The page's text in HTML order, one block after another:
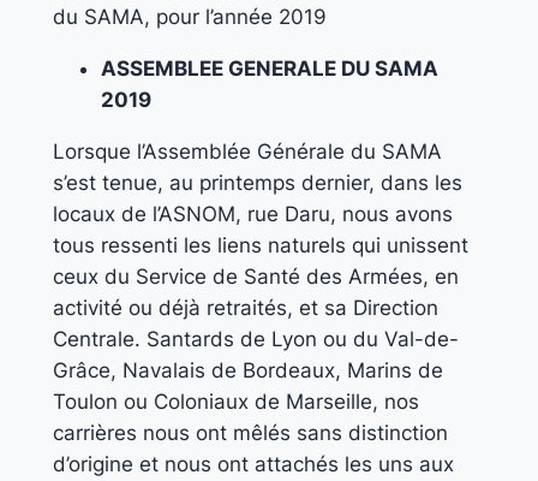
du SAMA, pour l’année 2019
ASSEMBLEE GENERALE DU SAMA
2019
Lorsque l’Assemblée Générale du SAMA
s’est tenue, au printemps dernier, dans les
locaux de l’ASNOM, rue Daru, nous avons
tous ressenti les liens naturels qui unissent
ceux du Service de Santé des Armées, en
activité ou déjà retraités, et sa Direction
Centrale. Santards de Lyon ou du Val-de-
Grâce, Navalais de Bordeaux, Marins de
Toulon ou Coloniaux de Marseille, nos
carrières nous ont mêlés sans distinction
d’origine et nous ont attachés les uns aux